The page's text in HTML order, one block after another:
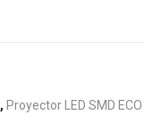
, Proyector LED SMD ECO